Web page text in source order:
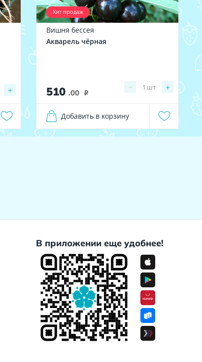
+
Хит продаж
Вишня бессея
Акварель чёрная
510 .00 i
− +
1 шт
Добавить в корзину
В приложении еще удобнее!